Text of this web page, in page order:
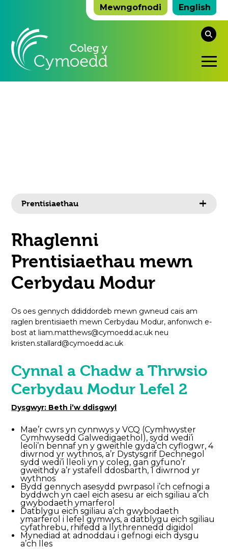
Mewngofnodi English
Cliciwch
agor
yn
newislen
dudalen
Prentisiaethau
Rhaglenni
Prentisiaethau mewn
Cerbydau Modur
Os oes gennych ddiddordeb mewn gwneud cais am
raglen brentisiaeth mewn Cerbydau Modur, anfonwch e-
bost at liam.matthews@cymoedd.ac.uk neu
kristen.stallard@cymoedd.ac.uk
Cynnal a Chadw a Thrwsio
Cerbydau Modur Lefel 2
Dysgwyr: Beth i’w ddisgwyl
Mae’r cwrs yn cynnwys y VCQ (Cymhwyster
Cymhwysedd Galwedigaethol), sydd wedi’i
leoli’n bennaf yn y gweithle gyda’ch cyflogwr, 4
diwrnod yr wythnos, a’r Dystysgrif Dechnegol
sydd wedi’i lleoli yn y coleg, gan gyfuno’r
gweithdy a’r ystafell ddosbarth, 1 diwrnod yr
wythnos
Bydd gennych asesydd pwrpasol i’ch cefnogi a
byddwch yn cael eich asesu ar eich sgiliau a’ch
gwybodaeth ymarferol
Datblygu eich sgiliau a’ch gwybodaeth
ymarferol i lefel gymwys, a datblygu eich sgiliau
cyfathrebu, rhifedd a llythrennedd digidol
Mynediad at adnoddau i gefnogi eich dysgu
a’ch lles
y